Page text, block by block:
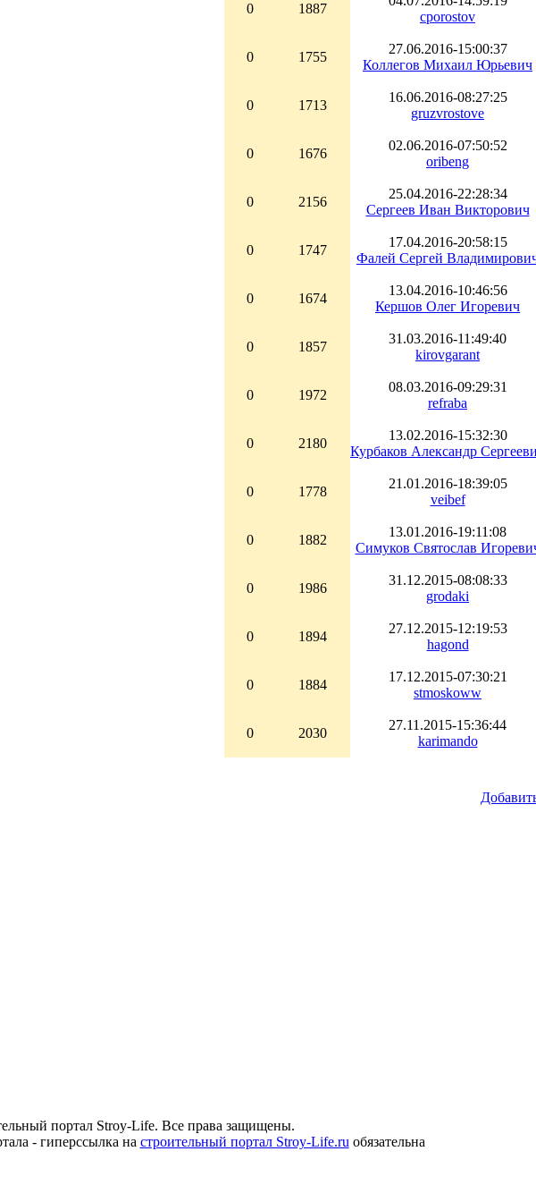
0 1887
cporostov
0 1755
27.06.2016-15:00:37
Коллегов Михаил Юрьевич
0 1713
16.06.2016-08:27:25
gruzvrostove
0 1676
02.06.2016-07:50:52
oribeng
0 2156
25.04.2016-22:28:34
Сергеев Иван Викторович
0 1747
17.04.2016-20:58:15
Фалей Сергей
0 1674
13.04.2016-10:46:56
Кершов Олег Игоревич
0 1857
31.03.2016-11:49:40
kirovgarant
0 1972
08.03.2016-09:29:31
refraba
0 2180
13.02.2016-15:32:30
Курбаков Александр
0 1778
21.01.2016-18:39:05
veibef
0 1882
13.01.2016-19:11:08
Симуков Святослав
0 1986
31.12.2015-08:08:33
grodaki
0 1894
27.12.2015-12:19:53
hagond
0 1884
17.12.2015-07:30:21
stmoskoww
0 2030
27.11.2015-15:36:44
karimando
портал Stroy-Life. Все права защищены.
- гиперссылка на строительный портал Stroy-Life.ru обязательна